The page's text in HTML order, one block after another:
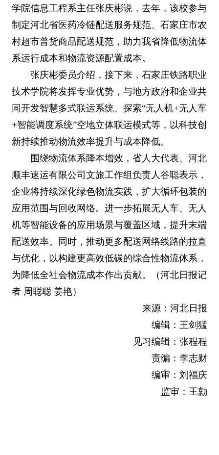
学院信息工程系主任张庆彬说，去年，该校参与
制定河北省医药冷链配送服务规范、石家庄市农
村超市普货商品配送规范，助力我省降低物流体
系运行成本和物流资源配置成本。
张庆彬委员介绍，接下来，石家庄铁路职业
技术学院将发挥专业优势，与地方政府和企业共
同开发智慧多式联运系统、探索“无人机+无人车
+智能调度系统”空地立体联运模式等，以科技创
新持续推动物流效率提升与成本降低。
围绕物流体系降本增效，省人大代表、河北
顺丰速运有限公司文旅工作组负责人谷聪表示，
企业将持续深化绿色物流实践，扩大循环包装的
应用范围与回收网络。进一步拓展无人车、无人
机等智能设备的应用场景与覆盖区域，提升末端
配送效率。同时，推动更多配送网络线路的拉直
与优化，以构建更高效低碳的综合性物流体系，
为降低全社会物流成本作出贡献。（河北日报记
者 周聪聪 姜艳）
来源：河北日报
编辑：王剑猛
见习编辑：张程程
责编：李志财
编审：刘福庆
监审：王勍